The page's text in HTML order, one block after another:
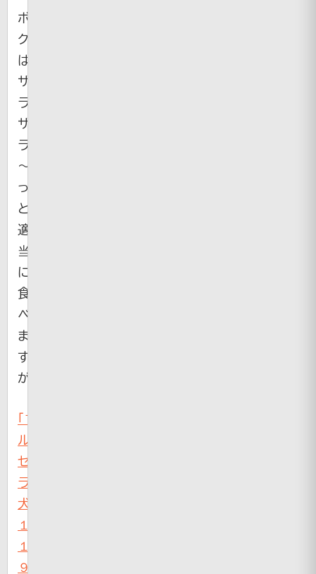
ボ
ク
は
ザ
ラ
ザ
ラ
～
っ
と
適
当
に
食
べ
ま
す
が・・・
「ブ
ル
セ
ラ」
犬
１
１
９